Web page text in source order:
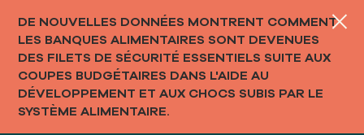
DE NOUVELLES DONNÉES MONTRENT COMMENT
LES BANQUES ALIMENTAIRES SONT DEVENUES
DES FILETS DE SÉCURITÉ ESSENTIELS SUITE AUX
COUPES BUDGÉTAIRES DANS L'AIDE AU
DÉVELOPPEMENT ET AUX CHOCS SUBIS PAR LE
SYSTÈME ALIMENTAIRE.